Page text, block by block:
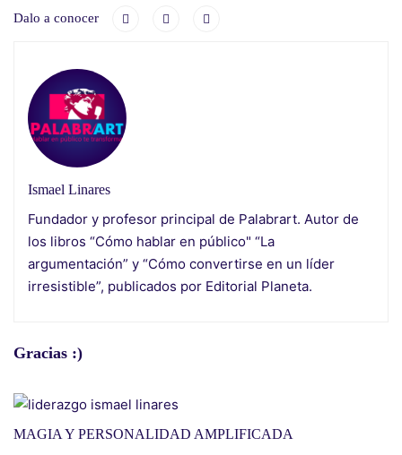
Dalo a conocer
Ismael Linares
Fundador y profesor principal de Palabrart. Autor de
los libros “Cómo hablar en público" “La
argumentación” y “Cómo convertirse en un líder
irresistible”, publicados por Editorial Planeta.
Gracias :)
MAGIA Y PERSONALIDAD AMPLIFICADA